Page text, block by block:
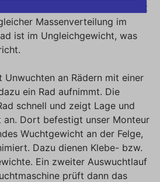
In der Praxis scheitert
Massenverteilung im
ist im Ungleichgewicht, was
Unwuchten an Rädern mit einer
ein Rad aufnimmt. Die
schnell und zeigt Lage und
an. Dort befestigt unser Monteur
Wuchtgewicht an der Felge,
Dazu dienen Klebe- bzw.
Ein zweiter Auswuchtlauf
prüft dann das